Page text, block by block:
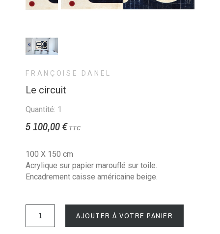
FRANÇOISE DANEL
Le circuit
Quantité: 1
5 100,00 € TTC
100 X 150 cm
Acrylique sur papier marouflé sur toile.
Encadrement caisse américaine beige.
AJOUTER À VOTRE PANIER